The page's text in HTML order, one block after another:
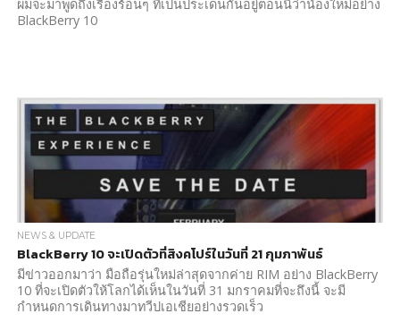
ผมจะมาพูดถึงเรื่องร้อนๆ ที่เป็นประเด็นกันอยู่ตอนนี้ว่าน้องใหม่อย่าง
BlackBerry 10
NEWS & UPDATE
BlackBerry 10 จะเปิดตัวที่สิงคโปร์ในวันที่ 21 กุมภาพันธ์
มีข่าวออกมาว่า มือถือรุ่นใหม่ล่าสุดจากค่าย RIM อย่าง BlackBerry
10 ที่จะเปิดตัวให้โลกได้เห็นในวันที่ 31 มกราคมที่จะถึงนี้ จะมี
กำหนดการเดินทางมาทวีปเอเชียอย่างรวดเร็ว